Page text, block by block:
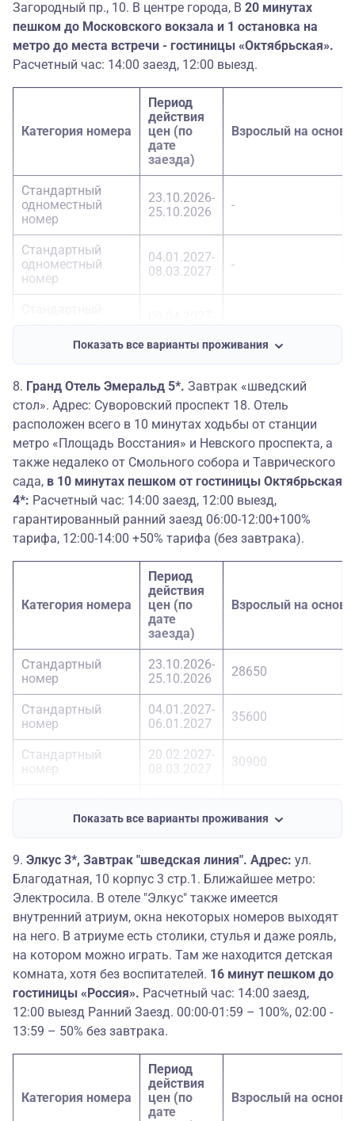
односпальными
кроватями
25.10.2026
Номер Улучшенный
23.10.2026-
25.10.2026
28750
Загородный пр., 10. В центре города, В 20 минутах
пешком до Московского вокзала и 1 остановка на
метро до места встречи - гостиницы «Октябрьская».
Расчетный час: 14:00 заезд, 12:00 выезд.
Категория номера
Период
действия
цен (по
дате
заезда)
Взрослый на
Стандартный
одноместный
номер
23.10.2026-
25.10.2026
-
Стандартный
одноместный
номер
04.01.2027-
08.03.2027
-
номер
25.10.2026
Стандартный
номер
04.01.2027-
08.03.2027
24600
Стандартный
номер
09.04.2027-
25200
Улучшенный
стандартный
номер
23.10.2026-
25.10.2026
23350
Улучшенный
04.01.2027-
08.03.2027
номер
09.04.2027-
11.04.2027
Семейный номер
23.10.2026-
25.10.2026
Семейный номер
04.01.2027-
08.03.2027
Показать все варианты проживания
8. Гранд Отель Эмеральд 5*. Завтрак «шведский
стол». Адрес: Суворовский проспект 18. Отель
расположен всего в 10 минутах ходьбы от станции
метро «Площадь Восстания» и Невского проспекта, а
также недалеко от Смольного собора и Таврического
сада, в 10 минутах пешком от гостиницы Октябрьская
4*: Расчетный час: 14:00 заезд, 12:00 выезд,
гарантированный ранний заезд 06:00-12:00+100%
тарифа, 12:00-14:00 +50% тарифа (без завтрака).
Категория номера
Период
действия
цен (по
дате
заезда)
Взрослый на
Стандартный
номер
23.10.2026-
25.10.2026
28650
Стандартный
номер
04.01.2027-
06.01.2027
35600
Стандартный
номер
20.02.2027-
08.03.2027
30900
премиум номер
25.10.2026
премиум номер
06.01.2027
36900
Стандартный
премиум номер
20.02.2027-
08.03.2027
32100
Улучшенный
номер
23.10.2026-
25.10.2026
31150
Улучшенный
номер
04.01.2027-
06.01.2027
38200
Улучшенный
номер
20.02.2027-
08.03.2027
23.10.2026-
25.10.2026
04.01.2027-
Показать все варианты проживания
9. Элкус 3*, Завтрак "шведская линия". Адрес: ул.
Благодатная, 10 корпус 3 стр.1. Ближайшее метро:
Электросила. В отеле "Элкус" также имеется
внутренний атриум, окна некоторых номеров выходят
на него. В атриуме есть столики, стулья и даже рояль,
на котором можно играть. Там же находится детская
комната, хотя без воспитателей. 16 минут пешком до
гостиницы «Россия». Расчетный час: 14:00 заезд,
12:00 выезд Ранний Заезд. 00:00-01:59 – 100%, 02:00 -
13:59 – 50% без завтрака.
Категория номера
Период
действия
цен (по
дате
Взрослый на